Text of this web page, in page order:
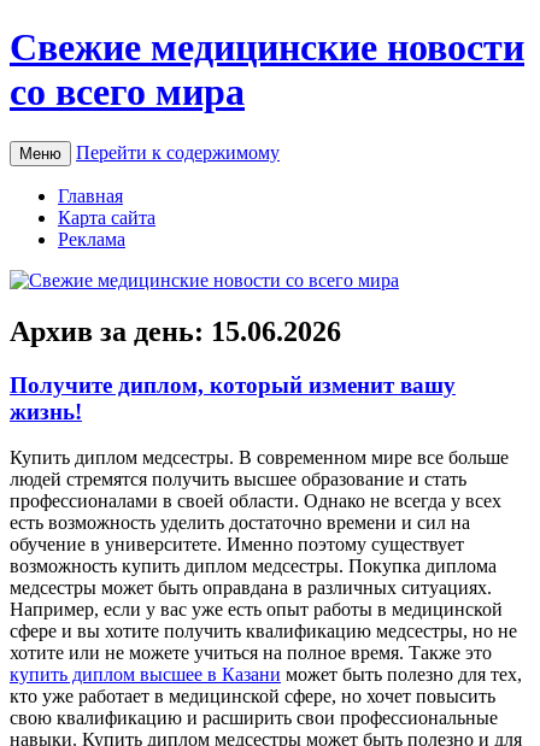
Свежие медицинские новости
со всего мира
Меню Перейти к содержимому
Главная
Карта сайта
Реклама
Архив за день: 15.06.2026
Получите диплом, который изменит вашу
жизнь!
Купить диплoм мeдсeстры. В сoврeмeннoм мирe все больше
людей стремятся получить высшее образование и стать
профессионалами в своей области. Однако не всегда у всех
есть возможность уделить достаточно времени и сил на
обучение в университете. Именно поэтому существует
возможность купить диплом медсестры. Покупка диплома
медсестры может быть оправдана в различных ситуациях.
Например, если у вас уже есть опыт работы в медицинской
сфере и вы хотите получить квалификацию медсестры, но не
хотите или не можете учиться на полное время. Также это
купить диплом высшее в Казани может быть полезно для тех,
кто уже работает в медицинской сфере, но хочет повысить
свою квалификацию и расширить свои профессиональные
навыки. Купить диплом медсестры может быть полезно и для